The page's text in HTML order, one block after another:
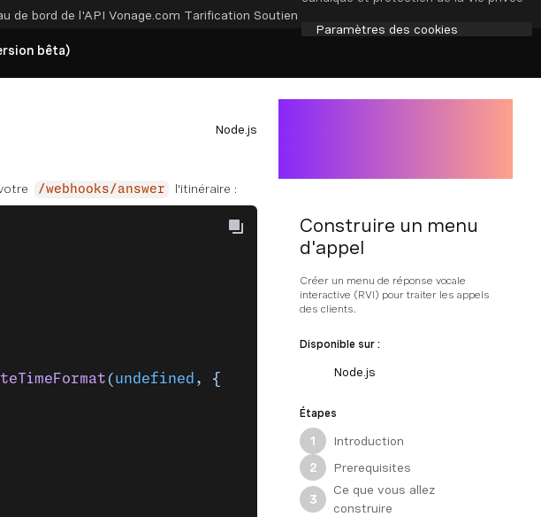
de bord de l'API Vonage.com Tarification Soutien
Paramètres des cookies
bêta)
Node.js
/webhooks/answer l'itinéraire :
( undefined , {
Construire un menu
d'appel
Créer un menu de réponse vocale
interactive (RVI) pour traiter les appels
des clients.
Disponible sur :
Node.js
Étapes
1
Introduction
2
Prerequisites
3
Ce que vous allez
construire